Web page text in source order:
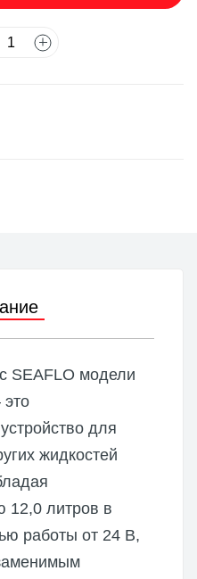
SEAFLO модели
для
жидкостей
12,0 литров в
работы от 24 В,